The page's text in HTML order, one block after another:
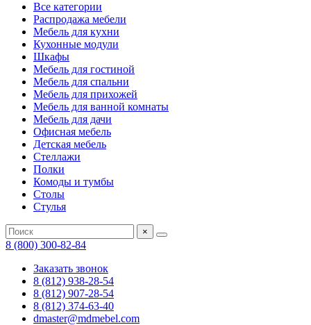
Все категории
Распродажа мебели
Мебель для кухни
Кухонные модули
Шкафы
Мебель для гостиной
Мебель для спальни
Мебель для прихожей
Мебель для ванной комнаты
Мебель для дачи
Офисная мебель
Детская мебель
Стеллажи
Полки
Комоды и тумбы
Столы
Стулья
×
8 (800) 300-82-84
Заказать звонок
8 (812) 938-28-54
8 (812) 907-28-54
8 (812) 374-63-40
dmaster@mdmebel.com